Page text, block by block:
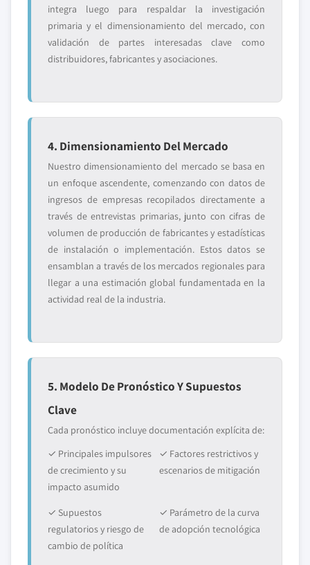
integra luego para respaldar la investigación
primaria y el dimensionamiento del mercado, con
validación de partes interesadas clave como
distribuidores, fabricantes y asociaciones.
4. Dimensionamiento Del Mercado
Nuestro dimensionamiento del mercado se basa en
un enfoque ascendente, comenzando con datos de
ingresos de empresas recopilados directamente a
través de entrevistas primarias, junto con cifras de
volumen de producción de fabricantes y estadísticas
de instalación o implementación. Estos datos se
ensamblan a través de los mercados regionales para
llegar a una estimación global fundamentada en la
actividad real de la industria.
5. Modelo De Pronóstico Y Supuestos
Clave
Cada pronóstico incluye documentación explícita de:
✓ Principales impulsores
de crecimiento y su
impacto asumido
✓ Factores restrictivos y
escenarios de mitigación
✓ Supuestos
regulatorios y riesgo de
cambio de política
✓ Parámetro de la curva
de adopción tecnológica